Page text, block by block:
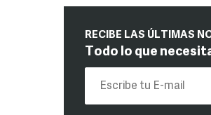
RECIBE LAS ÚLTIMAS
Todo lo que